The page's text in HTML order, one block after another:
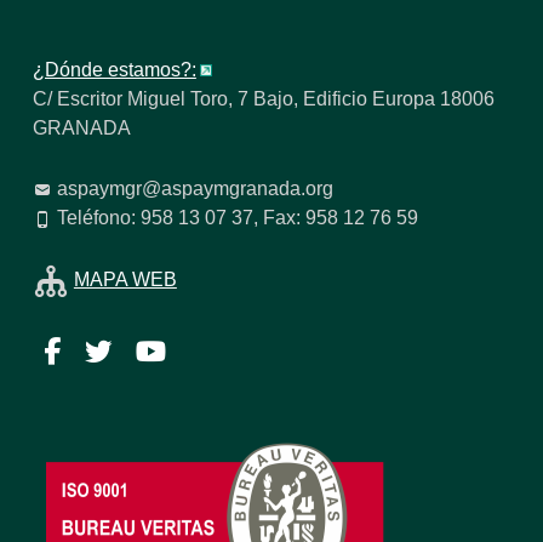
¿Dónde estamos?:
C/ Escritor Miguel Toro, 7 Bajo, Edificio Europa 18006
GRANADA
aspaymgr@aspaymgranada.org
Teléfono: 958 13 07 37, Fax: 958 12 76 59
MAPA WEB
Facebook
TwitterYouTube